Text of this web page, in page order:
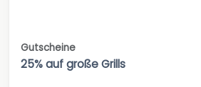
Gutscheine
25% auf große Grills